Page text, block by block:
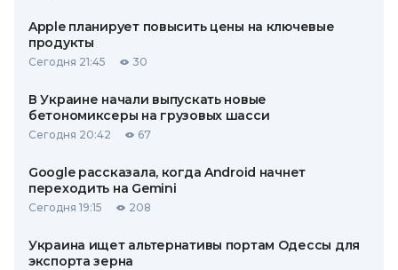
Apple планирует повысить цены на ключевые
продукты
Сегодня 21:45 30
В Украине начали выпускать новые
бетономиксеры на грузовых шасси
Сегодня 20:42 67
Google рассказала, когда Android начнет
переходить на Gemini
Сегодня 19:15 208
Украина ищет альтернативы портам Одессы для
экспорта зерна